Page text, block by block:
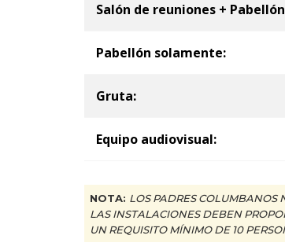
Salón de reuniones +
Pabellón solamente:
Gruta:
Equipo audiovisual:
NOTA: LOS PADRES COLUMBANOS
LAS INSTALACIONES DEBEN
UN REQUISITO MÍNIMO DE 10